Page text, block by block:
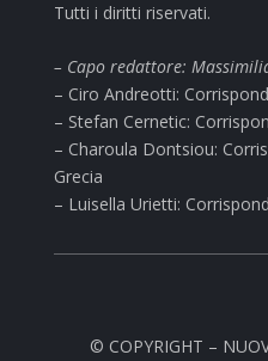
Tutti i diritti riservati.
– Capo redattore:
– Ciro Andreotti:
– Stefan Cernetic:
– Charoula Dontsiou:
Grecia
– Luisella Urietti:
© COPYRIGHT –